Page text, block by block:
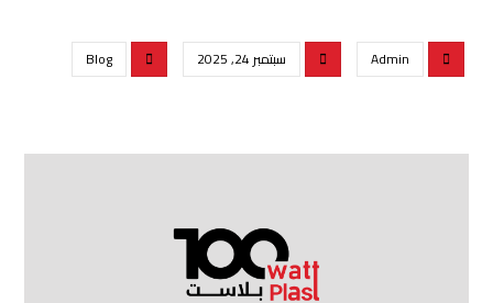
Admin سبتمبر 24, 2025 Blog